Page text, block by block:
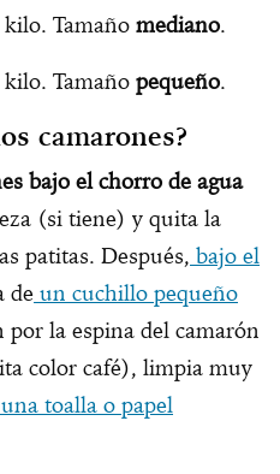
Tamaño mediano.
Tamaño pequeño.
camarones?
bajo el chorro de agua
(si tiene) y quita la
patitas. Después, bajo el
de un cuchillo pequeño
la espina del camarón
color café), limpia muy
toalla o papel